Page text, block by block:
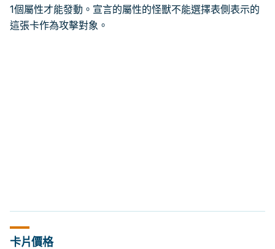
1個屬性才能發動。宣言的屬性的怪獸不能選擇表側表示的
這張卡作為攻擊對象。
卡片價格